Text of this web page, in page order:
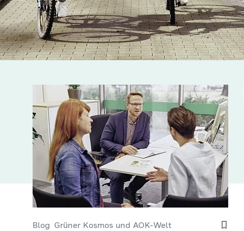
Blog Grüner Kosmos und AOK-Welt